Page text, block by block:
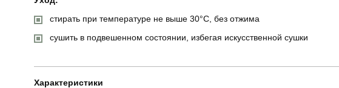
стирать при температуре не выше 30°C, без отжима
сушить в подвешенном состоянии, избегая искусственной сушки
Характеристики